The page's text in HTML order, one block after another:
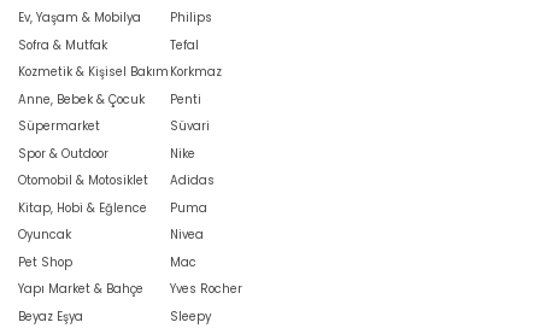
Ev, Yaşam & Mobilya
Sofra & Mutfak
Kozmetik & Kişisel Bakım
Anne, Bebek & Çocuk
Süpermarket
Spor & Outdoor
Otomobil & Motosiklet
Kitap, Hobi & Eğlence
Oyuncak
Pet Shop
Yapı Market & Bahçe
Beyaz Eşya
Philips
Tefal
Korkmaz
Penti
Süvari
Nike
Adidas
Puma
Nivea
Mac
Yves Rocher
Sleepy